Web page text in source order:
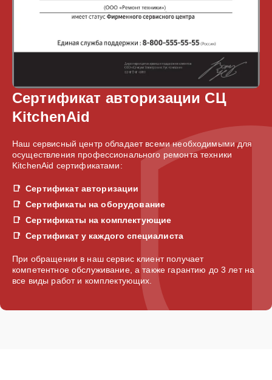
Сертификат авторизации СЦ
KitchenAid
Наш сервисный центр обладает всеми необходимыми для
осуществления профессионального ремонта техники
KitchenAid сертификатами:
Сертификат авторизации
Сертификаты на оборудование
Сертификаты на комплектующие
Сертификат у каждого специалиста
При обращении в наш сервис клиент получает
компетентное обслуживание, а также гарантию до 3 лет на
все виды работ и комплектующих.